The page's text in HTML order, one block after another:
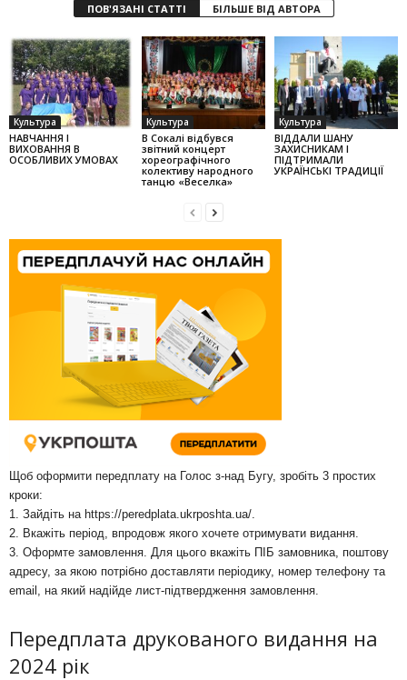
ПОВ'ЯЗАНІ СТАТТІ БІЛЬШЕ ВІД АВТОРА
Культура
НАВЧАННЯ І
ВИХОВАННЯ В
ОСОБЛИВИХ УМОВАХ
Культура
В Сокалі відбувся
звітний концерт
хореографічного
колек­тиву народного
танцю «Веселка»
Культура
ВІДДАЛИ ШАНУ
ЗАХИСНИКАМ І
ПІДТРИМАЛИ
УКРАЇНСЬКІ ТРАДИЦІЇ
Щоб оформити передплату на Голос з-над Бугу, зробіть 3 простих
кроки:
1. Зайдіть на https://peredplata.ukrposhta.ua/
2. Вкажіть період, впродовж якого хочете отримувати видання.
3. Оформте замовлення. Для цього вкажіть ПІБ замовника, поштову
адресу, за якою потрібно доставляти періодику, номер телефону та
email, на який надійде лист-підтвердження замовлення.
Передплата друкованого видання на
2024 рік